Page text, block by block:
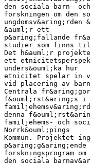
den sociala barn- och
forskningen om den
&auml;r ett
p&aring;fallande
studier som finns
Det h&auml;r
ett
unders&ouml;ka hur
etnicitet spelar in
vid placering av
Centrala
f&ouml;rst&aring;s i
denna
familjehems- och
Norrk&ouml;pings
Kommun. Projektet
forskningsprogram om
den sociala